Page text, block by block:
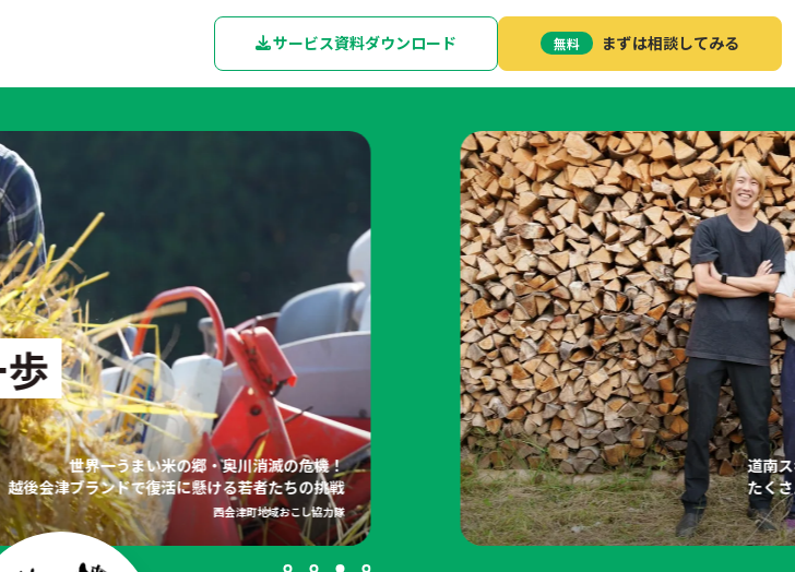
サービス資料ダウンロード 無料 まずは相談してみる
世界一うまい米の郷・奥川消滅の危機！
越後会津ブランドで復活に懸ける若者たちの挑戦
西会津町地域おこし協力隊
道南
たく